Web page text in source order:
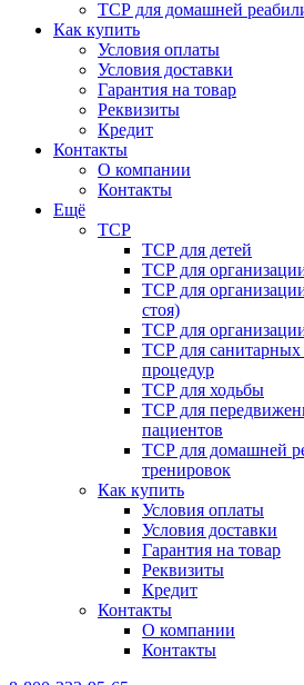
ТСР для домашней
Как купить
Условия оплаты
Условия доставки
Гарантия на товар
Реквизиты
Кредит
Контакты
О компании
Контакты
Ещё
ТСР
ТСР для детей
ТСР для
ТСР для
стоя)
ТСР для
ТСР для санитарных
процедур
ТСР для ходьбы
ТСР для
пациентов
ТСР для домашней
тренировок
Как купить
Условия оплаты
Условия доставки
Гарантия на товар
Реквизиты
Кредит
Контакты
О компании
Контакты